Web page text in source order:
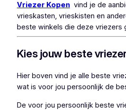
Vriezer Kopenvind je de
vrieskasten, vrieskisten en
beste winkels die deze vriezers
Kies jouw beste
Hier boven vind je alle beste
wat is voor jou persoonlijk de
De voor jou persoonlijk beste